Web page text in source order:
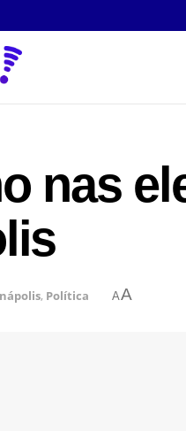
nas
, Política AA